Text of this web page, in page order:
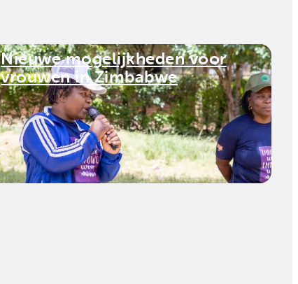
Nieuwe mogelijkheden voor
vrouwen in Zimbabwe